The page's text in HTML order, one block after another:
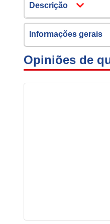
Descrição
Informações gerais
Opiniões de